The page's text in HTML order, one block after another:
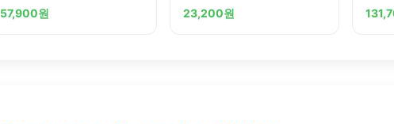
Preliminary Shelves
57,900원
Uncharged Specification
23,200원
550